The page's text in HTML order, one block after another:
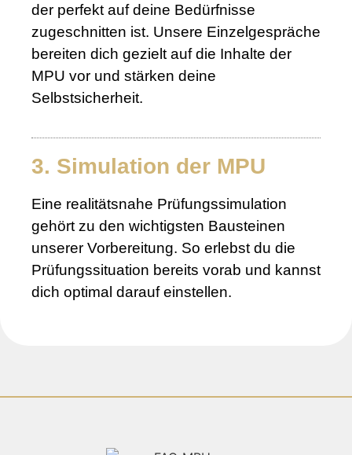
der perfekt auf deine Bedürfnisse
zugeschnitten ist. Unsere Einzelgespräche
bereiten dich gezielt auf die Inhalte der
MPU vor und stärken deine
Selbstsicherheit.
3. Simulation der MPU
Eine realitätsnahe Prüfungssimulation
gehört zu den wichtigsten Bausteinen
unserer Vorbereitung. So erlebst du die
Prüfungssituation bereits vorab und kannst
dich optimal darauf einstellen.